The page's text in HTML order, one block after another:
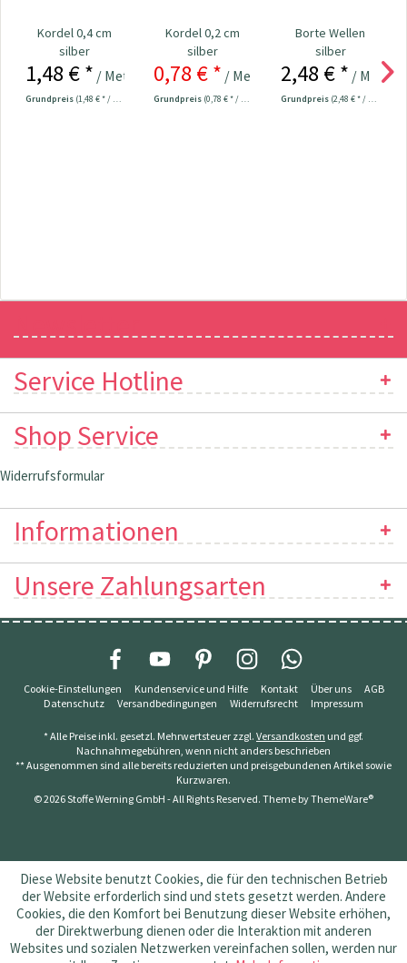
Kordel 0,4 cm
silber
1,48 € * / Meter
Grundpreis (1,48 € * / 1 Meter)
Kordel 0,2 cm
silber
0,78 € * / Meter 1,00 € *
Grundpreis (0,78 € * / 1 Meter)
Borte Wellen
silber
2,48 € * / Meter
Grundpreis (2,48 € * / 1 Meter)
Service Hotline
Shop Service
Widerrufsformular
Informationen
Unsere Zahlungsarten
Cookie-Einstellungen Kundenservice und Hilfe Kontakt Über uns
AGB
Datenschutz
Versandbedingungen Widerrufsrecht Impressum
* Alle Preise inkl. gesetzl. Mehrwertsteuer zzgl. Versandkosten und ggf.
Nachnahmegebühren, wenn nicht anders beschrieben
** Ausgenommen sind alle bereits reduzierten und preisgebundenen Artikel sowie
Kurzwaren.
© 2026 Stoffe Werning GmbH - All Rights Reserved. Theme byThemeWare®
Diese Website benutzt Cookies, die für den technischen Betrieb
der Website erforderlich sind und stets gesetzt werden. Andere
Cookies, die den Komfort bei Benutzung dieser Website erhöhen,
der Direktwerbung dienen oder die Interaktion mit anderen
Websites und sozialen Netzwerken vereinfachen sollen, werden nur